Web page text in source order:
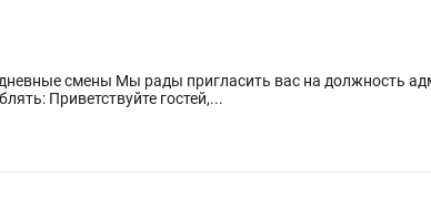
ресепшн в наш хостел! 📋 Что вам
и влюблять: Приветствуйте гостей,...